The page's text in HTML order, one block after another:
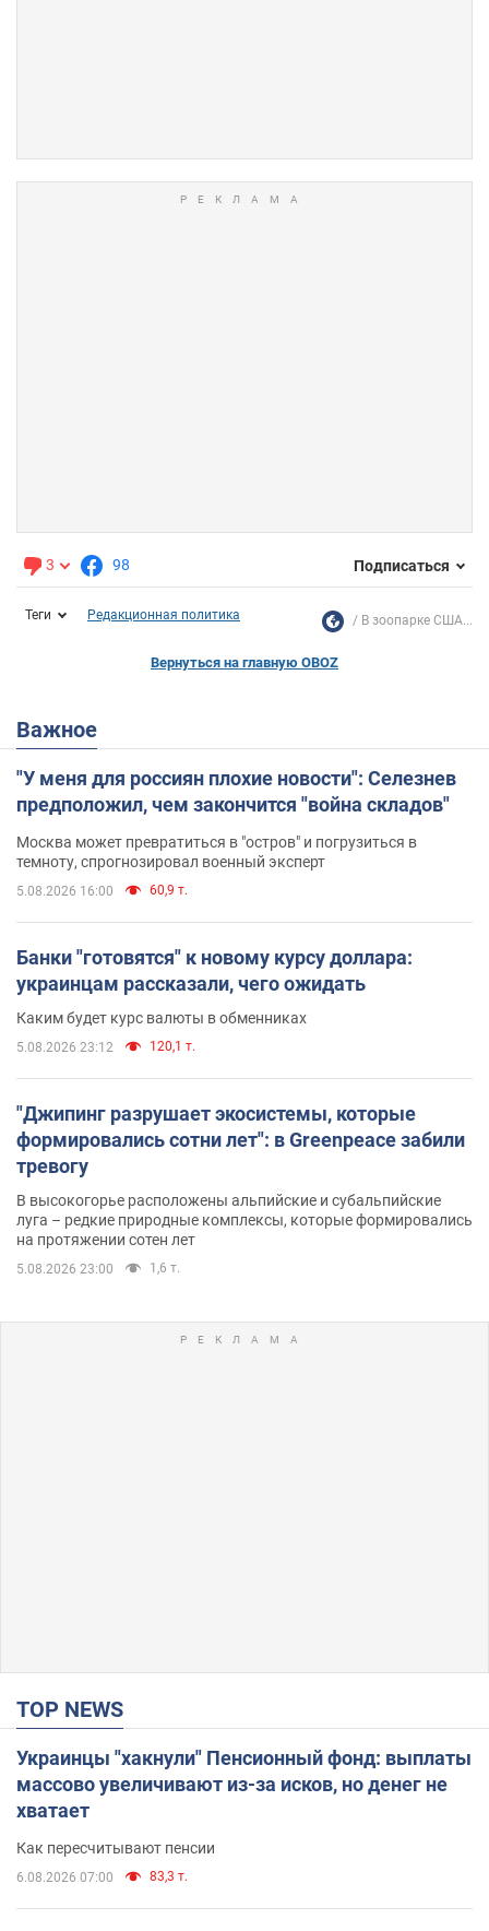
3 98 Подписаться
Теги Редакционная политика В зоопарке США...
Вернуться на главную OBOZ
Важное
"У меня для россиян плохие новости": Селезнев
предположил, чем закончится "война складов"
Москва может превратиться в "остров" и погрузиться в
темноту, спрогнозировал военный эксперт
5.08.2026 16:00 60,9 т.
Банки "готовятся" к новому курсу доллара:
украинцам рассказали, чего ожидать
Каким будет курс валюты в обменниках
5.08.2026 23:12 120,1 т.
"Джипинг разрушает экосистемы, которые
формировались сотни лет": в Greenpeace забили
тревогу
В высокогорье расположены альпийские и субальпийские
луга – редкие природные комплексы, которые формировались
на протяжении сотен лет
5.08.2026 23:00 1,6 т.
TOP NEWS
Украинцы "хакнули" Пенсионный фонд: выплаты
массово увеличивают из-за исков, но денег не
хватает
Как пересчитывают пенсии
6.08.2026 07:00 83,3 т.